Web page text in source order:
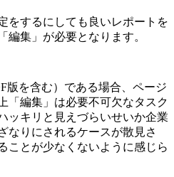
をするにしても良いレポートを
編集」が必要となります。
版を含む）である場合、ページ
「編集」は必要不可欠なタスク
ッキリと見えづらいせいか企業
なりにされるケースが散見さ
ことが少なくないように感じら